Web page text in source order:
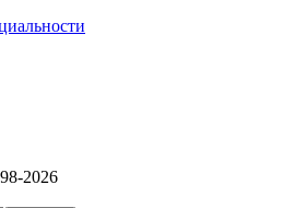
2026